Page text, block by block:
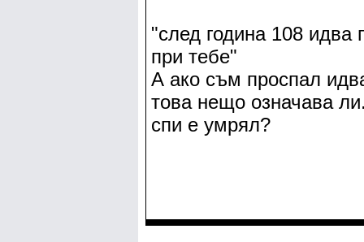
"след година 108 идва
при тебе"
А ако съм проспал
това нещо означава
спи е умрял?